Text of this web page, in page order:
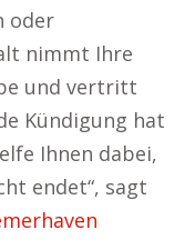
oder
nimmt Ihre
und vertritt
Kündigung hat
Ihnen dabei,
endet“, sagt